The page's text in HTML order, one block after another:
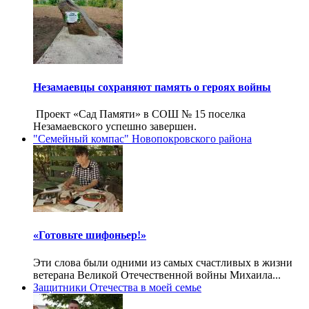
Незамаевцы сохраняют память о героях войны
Проект «Сад Памяти» в СОШ № 15 поселка
Незамаевского успешно завершен.
"Семейный компас" Новопокровского района
«Готовьте шифоньер!»
Эти слова были одними из самых счастливых в жизни
ветерана Великой Отечественной войны Михаила...
Защитники Отечества в моей семье